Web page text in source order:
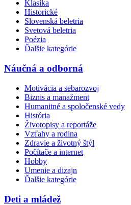
Klasika
Historické
Slovenská beletria
Svetová beletria
Poézia
Ďalšie kategórie
Náučná a odborná
Motivácia a sebarozvoj
Biznis a manažment
Humanitné a spoločenské vedy
História
Životopisy a reportáže
Vzťahy a rodina
Zdravie a životný štýl
Počítače a internet
Hobby
Umenie a dizajn
Ďalšie kategórie
Deti a mládež